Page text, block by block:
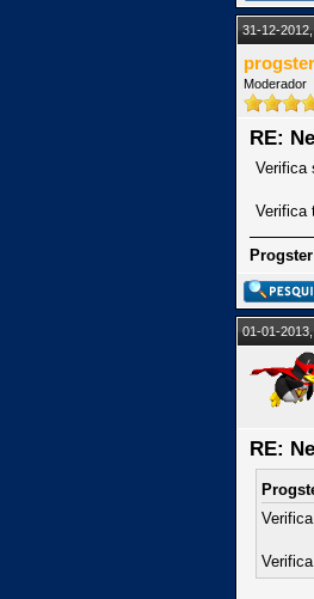
31-12-
progster
Moderador
RE:
Verifica
Verifica
Progster
01-01-
RE: